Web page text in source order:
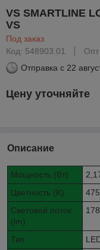
VS SMARTLINE
VS
Под заказ
Код: 548903.01
Отправка с 22
Цену уточняйте
Описание
Мощность (Вт)
Цветность (K)
Световой поток
(lm)
178
Тип